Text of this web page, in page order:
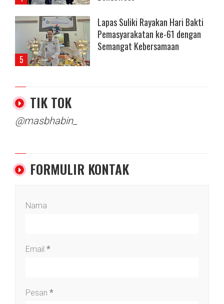
Lapas Suliki Rayakan Hari Bakti
Pemasyarakatan ke-61 dengan
Semangat Kebersamaan
TIK TOK
@masbhabin_
FORMULIR KONTAK
Nama
Email *
Pesan *